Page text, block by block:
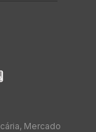
Mercado